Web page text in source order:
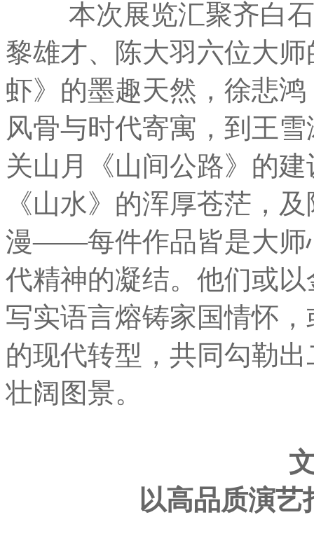
本次展览汇聚齐白石
黎雄才、陈大羽六位大
虾》的墨趣天然，徐悲
风骨与时代寄寓，到王
关山月《山间公路》的
《山水》的浑厚苍茫，
漫——每件作品皆是大师
代精神的凝结。他们或
写实语言熔铸家国情怀
的现代转型，共同勾勒
壮阔图景。
以高品质演